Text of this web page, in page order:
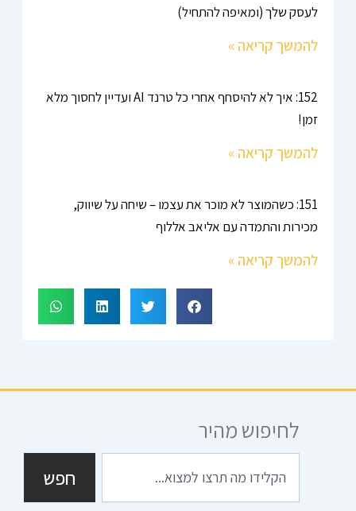
לעסק שלך (ומאיפה להתחיל)
להמשך קריאה »
152: איך לא להיסחף אחרי כל טרנד AI ועדיין לחסוך מלא
זמן!
להמשך קריאה »
151: כשהמוצר לא מוכר את עצמו – שיחה על שיווק,
מכירות והתמדה עם אליאב אללוף
להמשך קריאה »
לחיפוש מהיר
חפש